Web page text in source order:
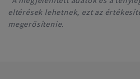
eltérések lehetnek, ezt az
megerősítenie.